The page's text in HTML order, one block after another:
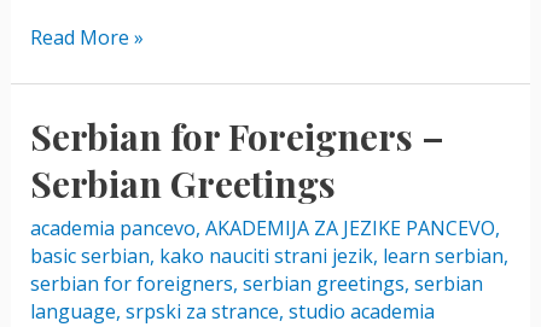
Nemački
kako
da
zvučite
kao
rođeni
Nemac
Read More »
Serbian for Foreigners –
Serbian Greetings
academia pancevo, AKADEMIJA ZA JEZIKE PANCEVO,
basic serbian, kako nauciti strani jezik, learn serbian,
serbian for foreigners, serbian greetings, serbian
language, srpski za strance, studio academia